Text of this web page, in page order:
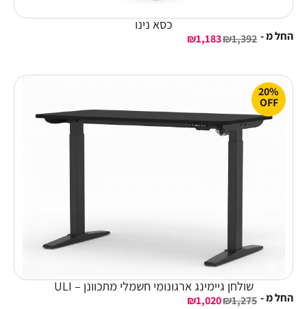
כסא נינו
החל מ - ₪1,392
₪1,183
20%
OFF
שולחן גיימינג ארגונומי חשמלי מתכוונן – ULI
החל מ - ₪1,275
₪1,020